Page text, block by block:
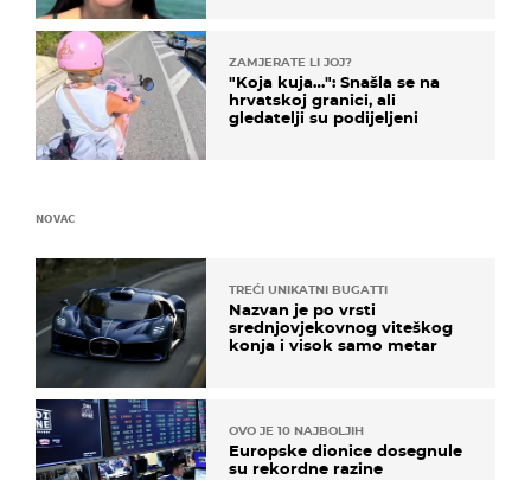
ZAMJERATE LI JOJ?
"Koja kuja…": Snašla se na
hrvatskoj granici, ali
gledatelji su podijeljeni
NOVAC
TREĆI UNIKATNI BUGATTI
Nazvan je po vrsti
srednjovjekovnog viteškog
konja i visok samo metar
OVO JE 10 NAJBOLJIH
Europske dionice dosegnule
su rekordne razine